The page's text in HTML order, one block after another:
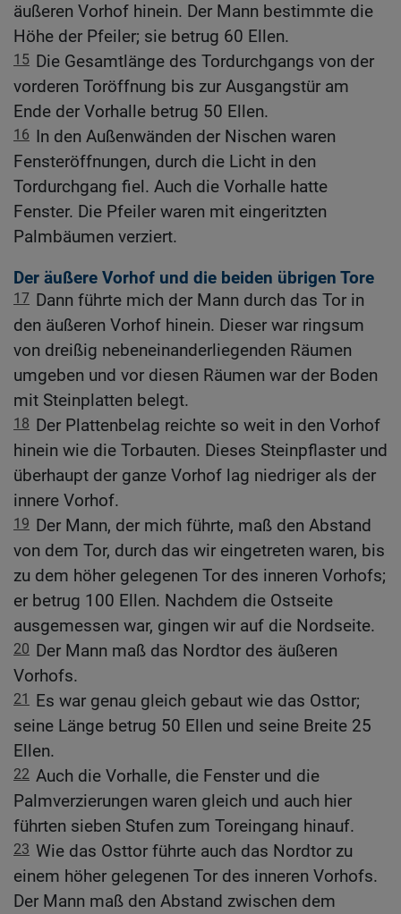
äußeren Vorhof hinein. Der Mann bestimmte die
Höhe der Pfeiler; sie betrug 60 Ellen.
15 Die Gesamtlänge des Tordurchgangs von der
vorderen Toröffnung bis zur Ausgangstür am
Ende der Vorhalle betrug 50 Ellen.
16 In den Außenwänden der Nischen waren
Fensteröffnungen, durch die Licht in den
Tordurchgang fiel. Auch die Vorhalle hatte
Fenster. Die Pfeiler waren mit eingeritzten
Palmbäumen verziert.
Der äußere Vorhof und die beiden übrigen Tore
17 Dann führte mich der Mann durch das Tor in
den äußeren Vorhof hinein. Dieser war ringsum
von dreißig nebeneinanderliegenden Räumen
umgeben und vor diesen Räumen war der Boden
mit Steinplatten belegt.
18 Der Plattenbelag reichte so weit in den Vorhof
hinein wie die Torbauten. Dieses Steinpflaster und
überhaupt der ganze Vorhof lag niedriger als der
innere Vorhof.
19 Der Mann, der mich führte, maß den Abstand
von dem Tor, durch das wir eingetreten waren, bis
zu dem höher gelegenen Tor des inneren Vorhofs;
er betrug 100 Ellen. Nachdem die Ostseite
ausgemessen war, gingen wir auf die Nordseite.
20 Der Mann maß das Nordtor des äußeren
Vorhofs.
21 Es war genau gleich gebaut wie das Osttor;
seine Länge betrug 50 Ellen und seine Breite 25
Ellen.
22 Auch die Vorhalle, die Fenster und die
Palmverzierungen waren gleich und auch hier
führten sieben Stufen zum Toreingang hinauf.
23 Wie das Osttor führte auch das Nordtor zu
einem höher gelegenen Tor des inneren Vorhofs.
Der Mann maß den Abstand zwischen dem